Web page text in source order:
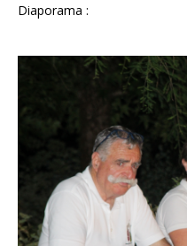
Diaporama :